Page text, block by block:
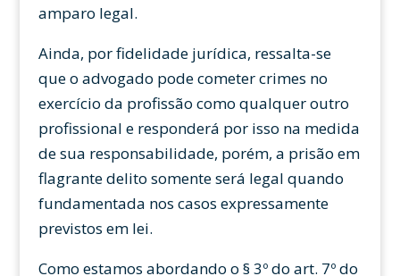
amparo legal.
Ainda, por fidelidade jurídica, ressalta-se
que o advogado pode cometer crimes no
exercício da profissão como qualquer outro
profissional e responderá por isso na medida
de sua responsabilidade, porém, a prisão em
flagrante delito somente será legal quando
fundamentada nos casos expressamente
previstos em lei.
Como estamos abordando o § 3º do art. 7º do